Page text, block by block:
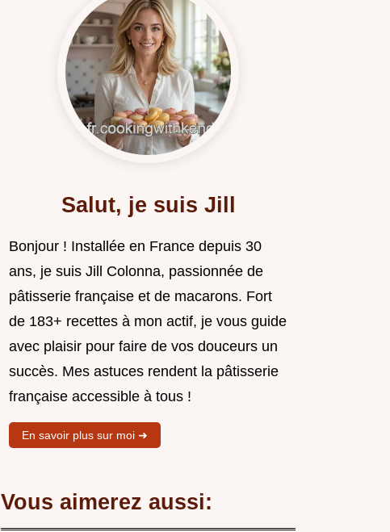
Salut, je suis Jill
Bonjour ! Installée en France depuis 30
ans, je suis Jill Colonna, passionnée de
pâtisserie française et de macarons. Fort
de 183+ recettes à mon actif, je vous guide
avec plaisir pour faire de vos douceurs un
succès. Mes astuces rendent la pâtisserie
française accessible à tous !
En savoir plus sur moi ➜
Vous aimerez aussi: